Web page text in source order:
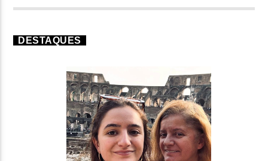
DESTAQUES